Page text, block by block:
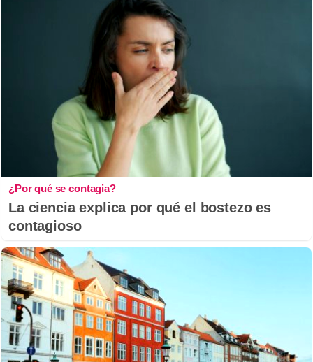
¿Por qué se contagia?
La ciencia explica por qué el bostezo es
contagioso